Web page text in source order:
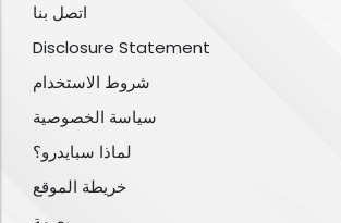
اتصل بنا
Disclosure Statement
شروط الاستخدام
سياسة الخصوصية
لماذا سبايدرو؟
خريطة الموقع